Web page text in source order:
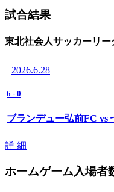
試合結果
東北社会人サッカーリー
2026.6.28
6 - 0
ブランデュー弘前FC vs
詳 細
ホームゲーム入場者